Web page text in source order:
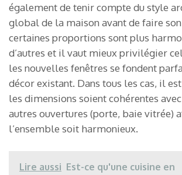
également de tenir compte du style
global de la maison avant de faire
certaines proportions sont plus
d’autres et il vaut mieux privilégier
les nouvelles fenêtres se fondent
décor existant. Dans tous les cas, il
les dimensions soient cohérentes
autres ouvertures (porte, baie vitrée)
l’ensemble soit harmonieux.
Lire aussi Est-ce qu'une cuisine en